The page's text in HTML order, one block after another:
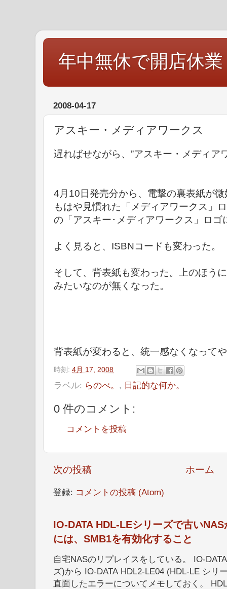
年中無休で開店休業
2008-04-17
アスキー・メディアワークス
遅ればせながら、”アスキー・メディア
4月10日発売分から、電撃の裏表紙が
もはや見慣れた「メディアワークス」
の「アスキー･メディアワークス」ロゴ
よく見ると、ISBNコードも変わった。
そして、背表紙も変わった。上のほう
みたいなのが無くなった。
背表紙が変わると、統一感なくなって
時刻: 4月 17, 2008
ラベル: らのべ。 , 日記的な何か。
0 件のコメント:
コメントを投稿
次の投稿 ホーム
登録: コメントの投稿 (Atom)
IO-DATA HDL-LEシリーズで古い
には、SMB1を有効化すること
自宅NASのリプレイスをしている。 IO-
ズ)から IO-DATA HDL2-LE04 (HDL-LE シリ
直面したエラーについてメモしておく。